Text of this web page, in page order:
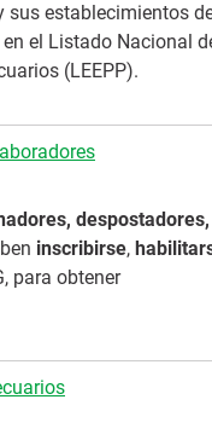
sus establecimientos
el Listado Nacional
(LEEPP).
despostadores,
inscribirse,
para obtener